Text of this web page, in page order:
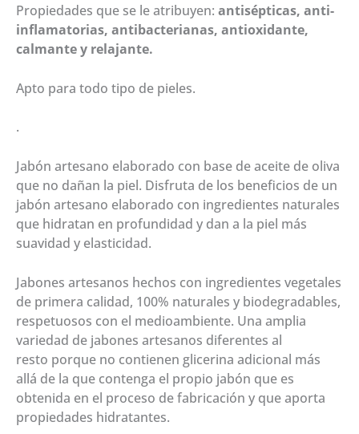
Propiedades que se le atribuyen: antisépticas, anti-
inflamatorias, antibacterianas, antioxidante,
calmante y relajante.
Apto para todo tipo de pieles.
.
Jabón artesano elaborado con base de aceite de oliva
que no dañan la piel. Disfruta de los beneficios de un
jabón artesano elaborado con ingredientes naturales
que hidratan en profundidad y dan a la piel más
suavidad y elasticidad.
Jabones artesanos hechos con ingredientes vegetales
de primera calidad, 100% naturales y biodegradables,
respetuosos con el medioambiente. Una amplia
variedad de jabones artesanos diferentes al
resto porque no contienen glicerina adicional más
allá de la que contenga el propio jabón que es
obtenida en el proceso de fabricación y que aporta
propiedades hidratantes.